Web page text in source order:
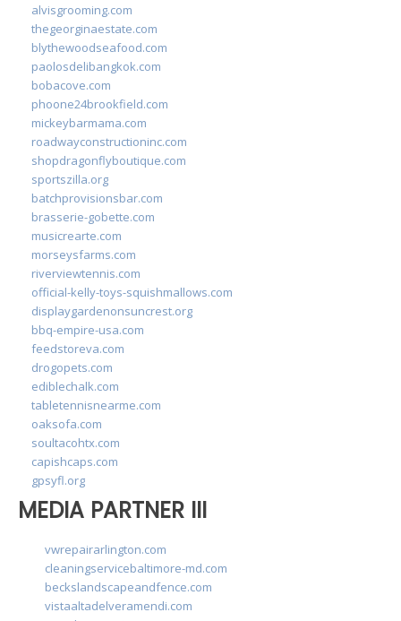
alvisgrooming.com
thegeorginaestate.com
blythewoodseafood.com
paolosdelibangkok.com
bobacove.com
phoone24brookfield.com
mickeybarmama.com
roadwayconstructioninc.com
shopdragonflyboutique.com
sportszilla.org
batchprovisionsbar.com
brasserie-gobette.com
musicrearte.com
morseysfarms.com
riverviewtennis.com
official-kelly-toys-squishmallows.com
displaygardenonsuncrest.org
bbq-empire-usa.com
feedstoreva.com
drogopets.com
ediblechalk.com
tabletennisnearme.com
oaksofa.com
soultacohtx.com
capishcaps.com
gpsyfl.org
MEDIA PARTNER III
vwrepairarlington.com
cleaningservicebaltimore-md.com
beckslandscapeandfence.com
vistaaltadelveramendi.com